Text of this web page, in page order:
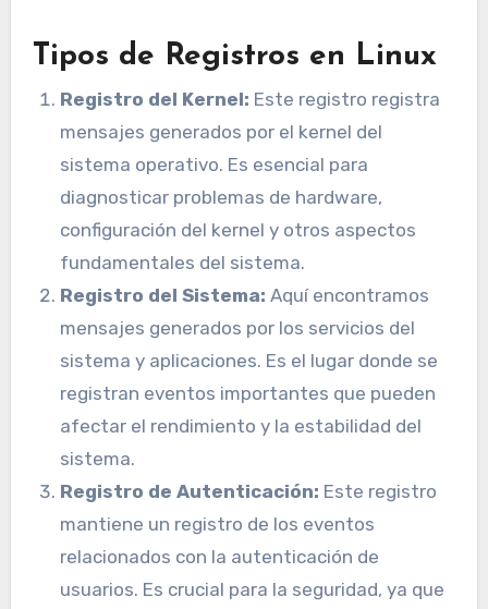
Tipos de Registros en Linux
Registro del Kernel: Este registro registra
mensajes generados por el kernel del
sistema operativo. Es esencial para
diagnosticar problemas de hardware,
configuración del kernel y otros aspectos
fundamentales del sistema.
Registro del Sistema: Aquí encontramos
mensajes generados por los servicios del
sistema y aplicaciones. Es el lugar donde se
registran eventos importantes que pueden
afectar el rendimiento y la estabilidad del
sistema.
Registro de Autenticación: Este registro
mantiene un registro de los eventos
relacionados con la autenticación de
usuarios. Es crucial para la seguridad, ya que